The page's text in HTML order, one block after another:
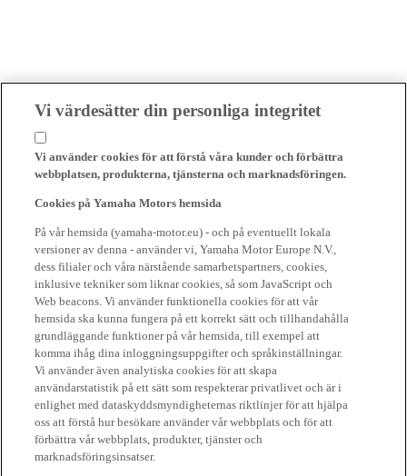
Vi värdesätter din personliga integritet
Vi använder cookies för att förstå våra kunder och förbättra
webbplatsen, produkterna, tjänsterna och marknadsföringen.
Cookies på Yamaha Motors hemsida
På vår hemsida (yamaha-motor.eu) - och på eventuellt lokala
versioner av denna - använder vi, Yamaha Motor Europe N.V.,
dess filialer och våra närstående samarbetspartners, cookies,
inklusive tekniker som liknar cookies, så som JavaScript och
Web beacons. Vi använder funktionella cookies för att vår
hemsida ska kunna fungera på ett korrekt sätt och tillhandahålla
grundläggande funktioner på vår hemsida, till exempel att
komma ihåg dina inloggningsuppgifter och språkinställningar.
Vi använder även analytiska cookies för att skapa
användarstatistik på ett sätt som respekterar privatlivet och är i
enlighet med dataskyddsmyndigheternas riktlinjer för att hjälpa
oss att förstå hur besökare använder vår webbplats och för att
förbättra vår webbplats, produkter, tjänster och
marknadsföringsinsatser.